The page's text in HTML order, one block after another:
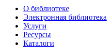
О библиотеке
Электронная библиотека
Услуги
Ресурсы
Каталоги